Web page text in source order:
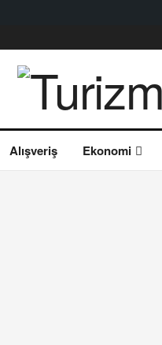
Alışveriş Ekonomi